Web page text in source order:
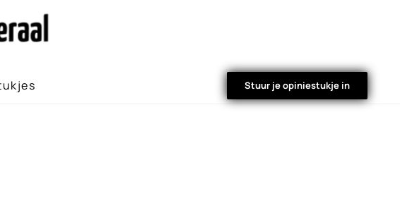
Stuur je opiniestukje in